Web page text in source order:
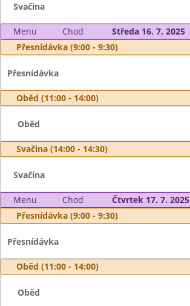
Svačina
Menu Chod
Středa 16. 7. 2025
Přesnídávka (9:00 - 9:30)
Přesnídávka
Oběd (11:00 - 14:00)
Oběd
Svačina (14:00 - 14:30)
Svačina
Menu Chod
Čtvrtek 17. 7. 2025
Přesnídávka (9:00 - 9:30)
Přesnídávka
Oběd (11:00 - 14:00)
Oběd